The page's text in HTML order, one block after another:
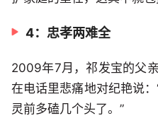
4：忠孝两难全
2009年7月，祁发宝的父
在电话里悲痛地对纪艳说
灵前多磕几个头了。”